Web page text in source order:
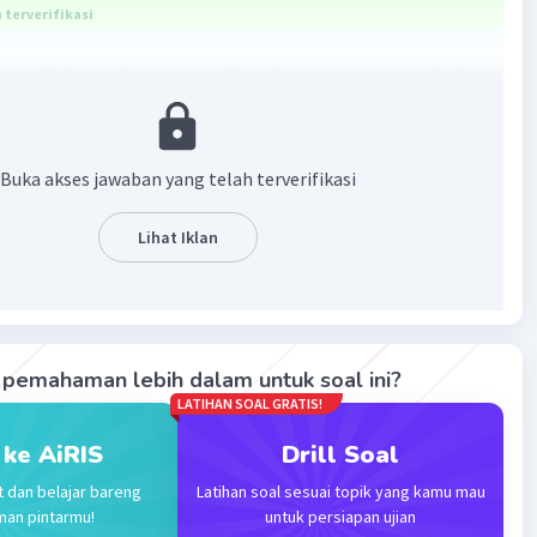
terverifikasi
dapat sampai ke bumi dikarenakan terjadinya
panas dengan cara radiasi dari matahari menuju bumi.
panas secara radiasi merupakan metode perpindahan
tidak memerlukan medium
Community Level 58
terverifikasi
panas matahari yang sampai ke permukaan bumi
Buka akses jawaban yang telah terverifikasi
Lihat Iklan
lebih dalam untuk soal ini?
AiRIS
dan belajar bareng
pintarmu!
LATIHAN SOAL GRATIS!
Drill Soal
Latihan soal sesuai topik yang kamu mau
untuk persiapan ujian